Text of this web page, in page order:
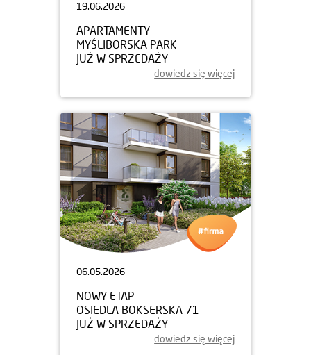
19.06.2026
APARTAMENTY
MYŚLIBORSKA PARK
JUŻ W SPRZEDAŻY
dowiedz się więcej
06.05.2026
NOWY ETAP
OSIEDLA BOKSERSKA 71
JUŻ W SPRZEDAŻY
dowiedz się więcej